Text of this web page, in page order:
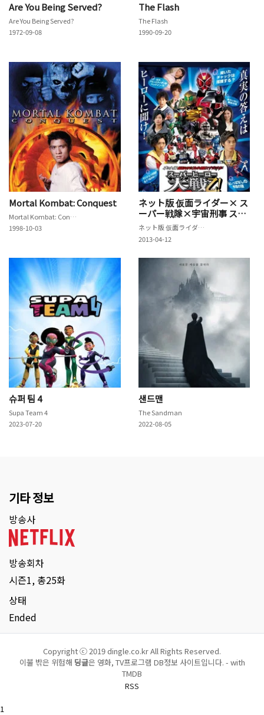
Are You Being Served?
Are You Being Served?
1972-09-08
The Flash
The Flash
1990-09-20
Mortal Kombat: Conquest
Mortal Kombat: Conquest
1998-10-03
ネット版 仮面ライダー× ス
ーパー戦隊×宇宙刑事 スー
パーヒーロー大戦乙!(おつ)
～Heroo!知恵袋～
ネット版 仮面ライダー× スーパー戦隊×宇宙刑事 スーパーヒーロー大戦乙!(おつ) ～Heroo!知恵袋～
2013-04-12
슈퍼 팀 4
Supa Team 4
2023-07-20
샌드맨
The Sandman
2022-08-05
기타 정보
방송사
방송회차
시즌1, 총25화
상태
Ended
Copyright ⓒ 2019 dingle.co.kr All Rights Reserved.
이불 밖은 위험해 딩글은 영화, TV프로그램 DB정보 사이트입니다. - with
TMDB
RSS
1